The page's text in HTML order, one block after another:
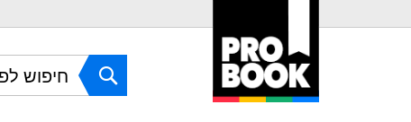
to
Content
חפש